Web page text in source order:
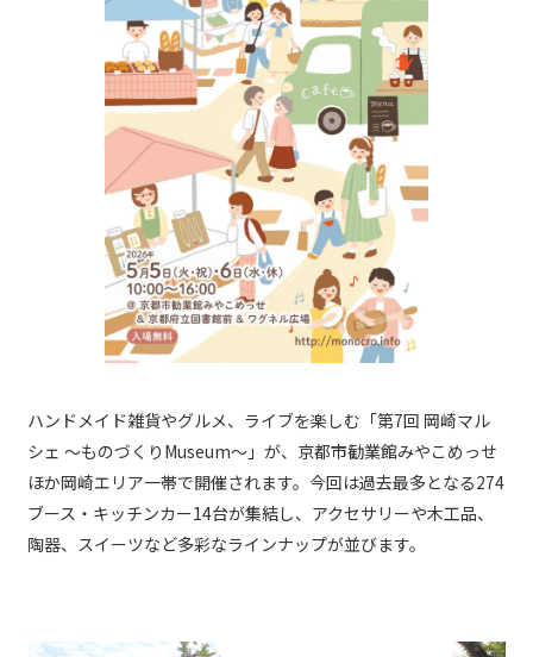
ハンドメイド雑貨やグルメ、ライブを楽しむ「第7回 岡崎マル
シェ ～ものづくりMuseum～」が、京都市勧業館みやこめっせ
ほか岡崎エリア一帯で開催されます。今回は過去最多となる274
ブース・キッチンカー14台が集結し、アクセサリーや木工品、
陶器、スイーツなど多彩なラインナップが並びます。